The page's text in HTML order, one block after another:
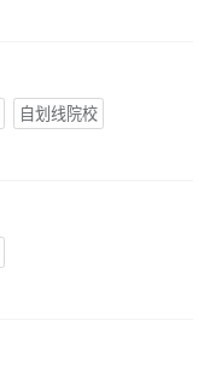
自划线院校